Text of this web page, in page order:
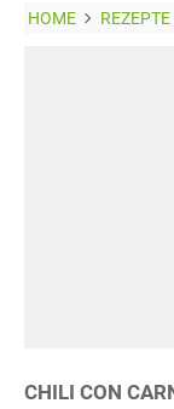
HOME REZEPTE
CHILI CON